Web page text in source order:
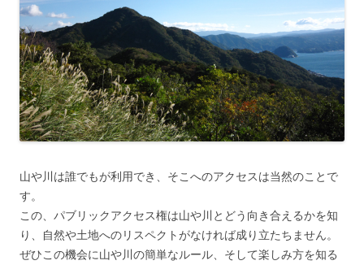
山や川は誰でもが利用でき、そこへのアクセスは当然のことで
す。
この、パブリックアクセス権は山や川とどう向き合えるかを知
り、自然や土地へのリスペクトがなければ成り立たちません。
ぜひこの機会に山や川の簡単なルール、そして楽しみ方を知る